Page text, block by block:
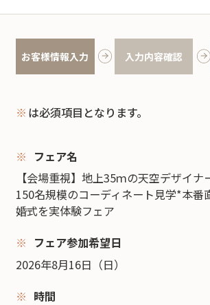
お客様情報入力 入力内容確認
※ は必須項目となります。
フェア名
【会場重視】地上35ｍの天空デザイナ
150名規模のコーディネート見学*本番
婚式を実体験フェア
フェア参加希望日
2026年8月16日（日）
時間